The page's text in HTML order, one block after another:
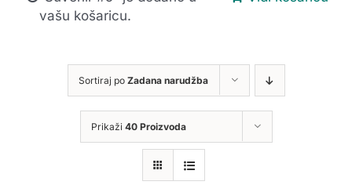
vašu košaricu.
Sortiraj po Zadana narudžba
Prikaži 40 Proizvoda